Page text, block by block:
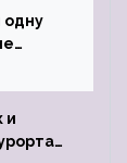
одну
и